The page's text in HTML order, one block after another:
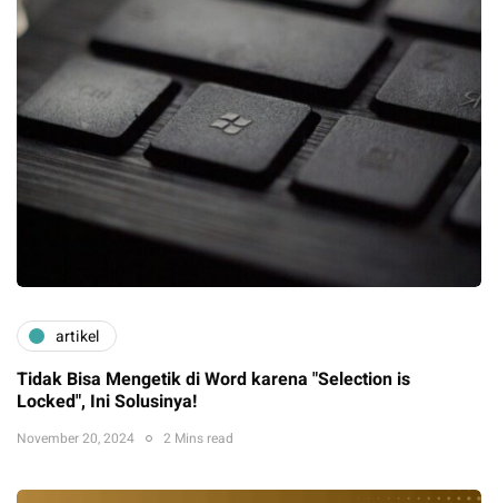
artikel
Tidak Bisa Mengetik di Word karena "Selection is
Locked", Ini Solusinya!
November 20, 2024 2 Mins read